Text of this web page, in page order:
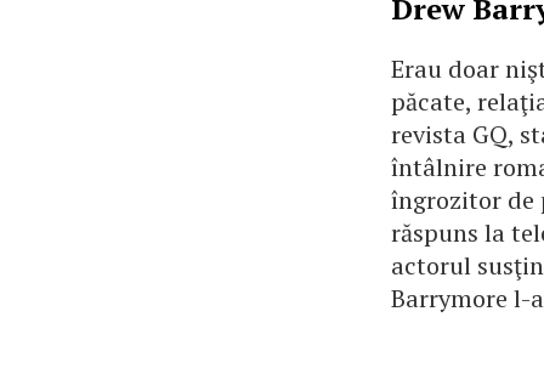
Drew
Erau doar
păcate,
revista GQ,
întâlnire
îngrozitor de
răspuns la
actorul
Barrymore l-